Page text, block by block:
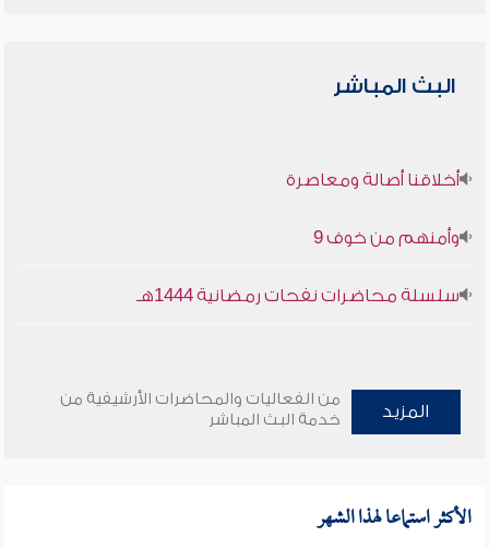
البث المباشر
أخلاقنا أصالة ومعاصرة
وأمنهم من خوف 9
سلسلة محاضرات نفحات رمضانية 1444هـ
المزيد
من الفعاليات والمحاضرات الأرشيفية من
خدمة البث المباشر
الأكثر استماعا لهذا الشهر